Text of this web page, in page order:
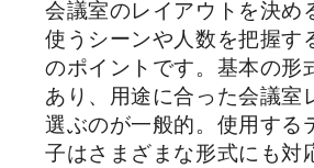
会議室のレイアウトを決め
使うシーンや人数を把握す
のポイントです。基本の形
あり、用途に合った会議室
選ぶのが一般的。使用する
子はさまざまな形式にも対